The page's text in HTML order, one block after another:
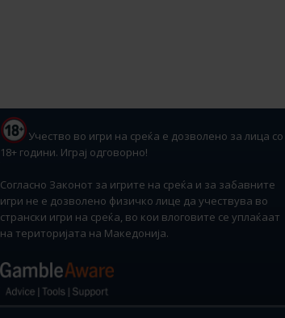
Учество во игри на среќа е дозволено за лица со
18+ години. Играј одговорно!
Согласно Законот за игрите на среќа и за забавните
игри не е дозволено физичко лице да учествува во
странски игри на среќа, во кои влоговите се уплаќаат
на територијата на Македонија.